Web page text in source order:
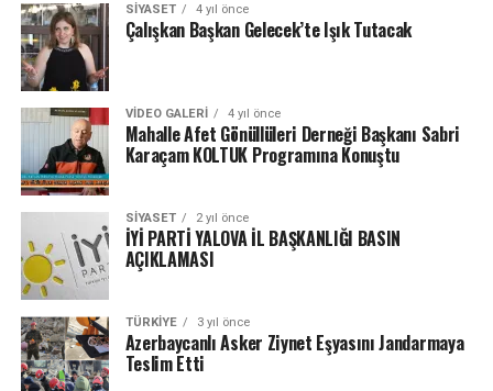
SIYASET 4 yıl önce
Çalışkan Başkan Gelecek’te Işık Tutacak
VIDEO GALERI 4 yıl önce
Mahalle Afet Gönüllüleri Derneği Başkanı Sabri
Karaçam KOLTUK Programına Konuştu
SIYASET 2 yıl önce
İYİ PARTİ YALOVA İL BAŞKANLIĞI BASIN
AÇIKLAMASI
TÜRKIYE 3 yıl önce
Azerbaycanlı Asker Ziynet Eşyasını Jandarmaya
Teslim Etti